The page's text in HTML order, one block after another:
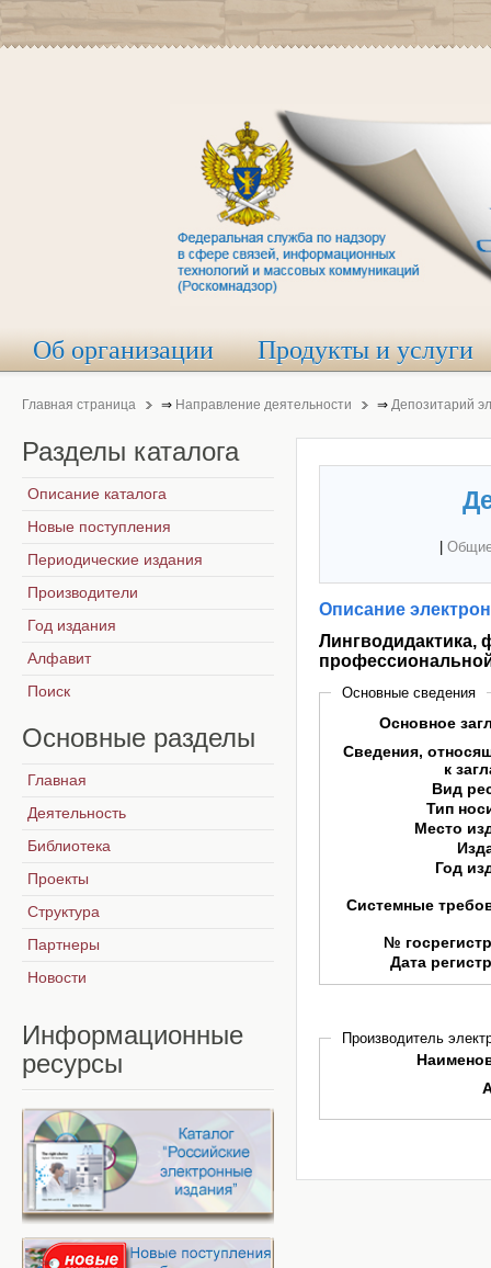
Об организации Продукты и услуги
Главная страница ⇒ Направление деятельности ⇒ Депозитарий
Описание
Лингводидактика,
Основные сведения
Основное
Сведения,
к
Вид
Тип
Место
Год
Системные
№
Дата
Производитель
Разделы каталога
Описание каталога
Новые поступления
Периодические издания
Производители
Год издания
Алфавит
Поиск
Основные разделы
Главная
Деятельность
Библиотека
Проекты
Структура
Партнеры
Новости
Информационные
ресурсы